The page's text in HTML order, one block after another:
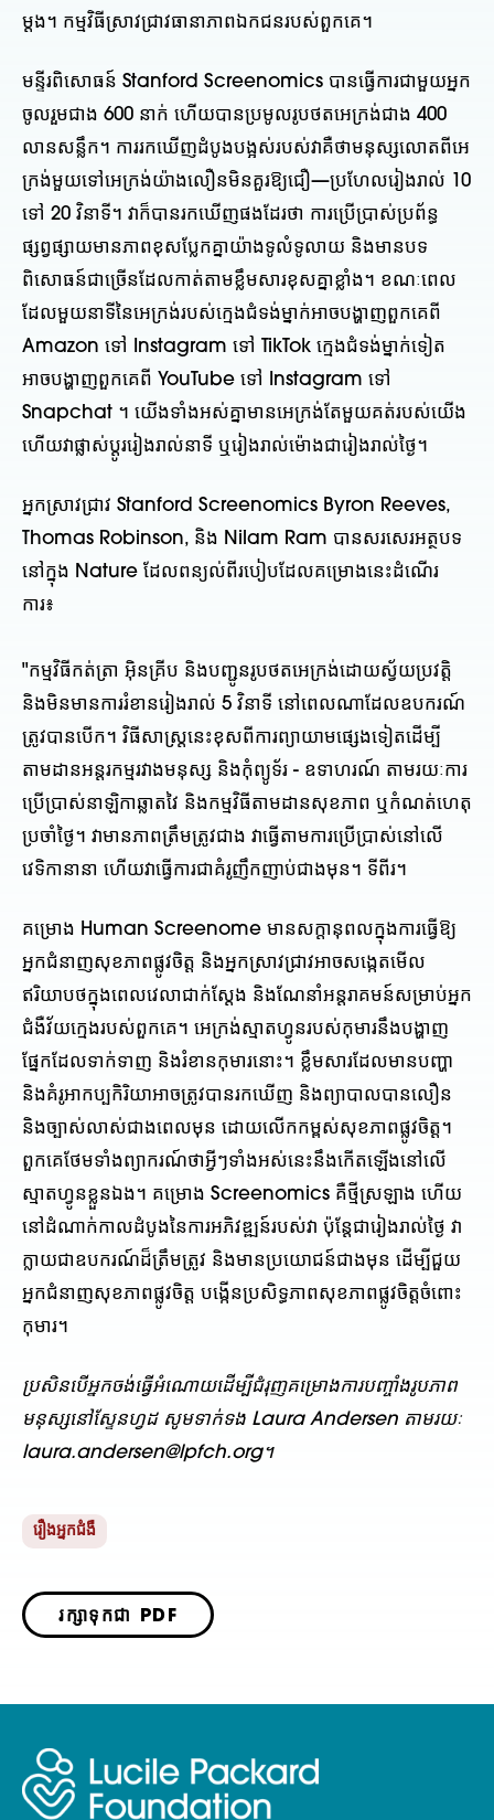
ម្តង។ កម្មវិធីស្រាវជ្រាវធានាភាពឯកជនរបស់ពួកគេ។
មន្ទីរពិសោធន៍ Stanford Screenomics បានធ្វើការជាមួយអ្នក
ចូលរួមជាង 600 នាក់ ហើយបានប្រមូលរូបថតអេក្រង់ជាង 400
លានសន្លឹក។ ការរកឃើញដំបូងបង្អស់របស់វាគឺថាមនុស្សលោតពីអេ
ក្រង់មួយទៅអេក្រង់យ៉ាងលឿនមិនគួរឱ្យជឿ—ប្រហែលរៀងរាល់ 10
ទៅ 20 វិនាទី។ វាក៏បានរកឃើញផងដែរថា ការប្រើប្រាស់ប្រព័ន្ធ
ផ្សព្វផ្សាយមានភាពខុសប្លែកគ្នាយ៉ាងទូលំទូលាយ និងមានបទ
ពិសោធន៍ជាច្រើនដែលកាត់តាមខ្លឹមសារខុសគ្នាខ្លាំង។ ខណៈពេល
ដែលមួយនាទីនៃអេក្រង់របស់ក្មេងជំទង់ម្នាក់អាចបង្ហាញពួកគេពី
Amazon ទៅ Instagram ទៅ TikTok ក្មេងជំទង់ម្នាក់ទៀត
អាចបង្ហាញពួកគេពី YouTube ទៅ Instagram ទៅ
Snapchat ។ យើងទាំងអស់គ្នាមានអេក្រង់តែមួយគត់របស់យើង
ហើយវាផ្លាស់ប្តូររៀងរាល់នាទី ឬរៀងរាល់ម៉ោងជារៀងរាល់ថ្ងៃ។
អ្នកស្រាវជ្រាវ Stanford Screenomics Byron Reeves,
Thomas Robinson, និង Nilam Ram បានសរសេរអត្ថបទ
នៅក្នុង Nature ដែលពន្យល់ពីរបៀបដែលគម្រោងនេះដំណើរ
ការ៖
"កម្មវិធីកត់ត្រា អ៊ិនគ្រីប និងបញ្ជូនរូបថតអេក្រង់ដោយស្វ័យប្រវត្តិ
និងមិនមានការរំខានរៀងរាល់ 5 វិនាទី នៅពេលណាដែលឧបករណ៍
ត្រូវបានបើក។ វិធីសាស្រ្តនេះខុសពីការព្យាយាមផ្សេងទៀតដើម្បី
តាមដានអន្តរកម្មរវាងមនុស្ស និងកុំព្យូទ័រ - ឧទាហរណ៍ តាមរយៈការ
ប្រើប្រាស់នាឡិកាឆ្លាតវៃ និងកម្មវិធីតាមដានសុខភាព ឬកំណត់ហេតុ
ប្រចាំថ្ងៃ។ វាមានភាពត្រឹមត្រូវជាង វាធ្វើតាមការប្រើប្រាស់នៅលើ
វេទិកានានា ហើយវាធ្វើការជាគំរូញឹកញាប់ជាងមុន។ ទីពីរ។
គម្រោង Human Screenome មានសក្តានុពលក្នុងការធ្វើឱ្យ
អ្នកជំនាញសុខភាពផ្លូវចិត្ត និងអ្នកស្រាវជ្រាវអាចសង្កេតមើល
ឥរិយាបថក្នុងពេលវេលាជាក់ស្តែង និងណែនាំអន្តរាគមន៍សម្រាប់អ្នក
ជំងឺវ័យក្មេងរបស់ពួកគេ។ អេក្រង់ស្មាតហ្វូនរបស់កុមារនឹងបង្ហាញ
ផ្នែកដែលទាក់ទាញ និងរំខានកុមារនោះ។ ខ្លឹមសារដែលមានបញ្ហា
និងគំរូអាកប្បកិរិយាអាចត្រូវបានរកឃើញ និងព្យាបាលបានលឿន
និងច្បាស់លាស់ជាងពេលមុន ដោយលើកកម្ពស់សុខភាពផ្លូវចិត្ត។
ពួកគេថែមទាំងព្យាករណ៍ថាអ្វីៗទាំងអស់នេះនឹងកើតឡើងនៅលើ
ស្មាតហ្វូនខ្លួនឯង។ គម្រោង Screenomics គឺថ្មីស្រឡាង ហើយ
នៅដំណាក់កាលដំបូងនៃការអភិវឌ្ឍន៍របស់វា ប៉ុន្តែជារៀងរាល់ថ្ងៃ វា
ក្លាយជាឧបករណ៍ដ៏ត្រឹមត្រូវ និងមានប្រយោជន៍ជាងមុន ដើម្បីជួយ
អ្នកជំនាញសុខភាពផ្លូវចិត្ត បង្កើនប្រសិទ្ធភាពសុខភាពផ្លូវចិត្តចំពោះ
កុមារ។
ប្រសិនបើអ្នកចង់ធ្វើអំណោយដើម្បីជំរុញគម្រោងការបញ្ចាំងរូបភាព
មនុស្សនៅស្ទែនហ្វដ សូមទាក់ទង Laura Andersen តាមរយៈ
laura.andersen@lpfch.org។
រឿងអ្នកជំងឺ
រក្សាទុកជា PDF